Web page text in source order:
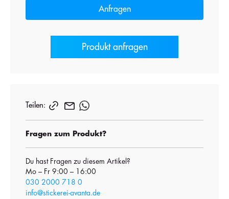
Anfragen
Produkt anfragen
Teilen:
Fragen zum Produkt?
Du hast Fragen zu diesem Artikel?
Mo – Fr 9:00 – 16:00
030 2000 718 0
info@stickerei-avanta.de